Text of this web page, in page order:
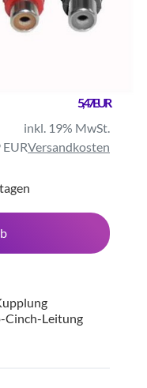
5,47 EUR
inkl. 19% MwSt.
EURVersandkosten
Cinch-Leitung